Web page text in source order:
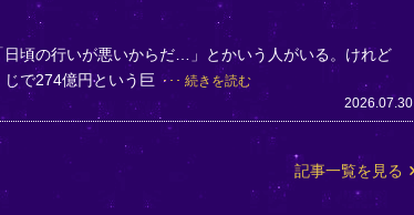
頃の行いが悪いからだ…」とかいう人がいる。けれど
で274億円という巨
続きを読む
2026.07.30
記事一覧を見る